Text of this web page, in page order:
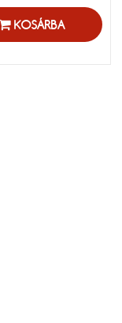
KOSÁRBA